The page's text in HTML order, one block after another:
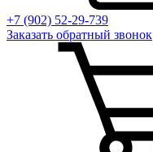
+7 (902) 52-29-739
Заказать обратный звонок